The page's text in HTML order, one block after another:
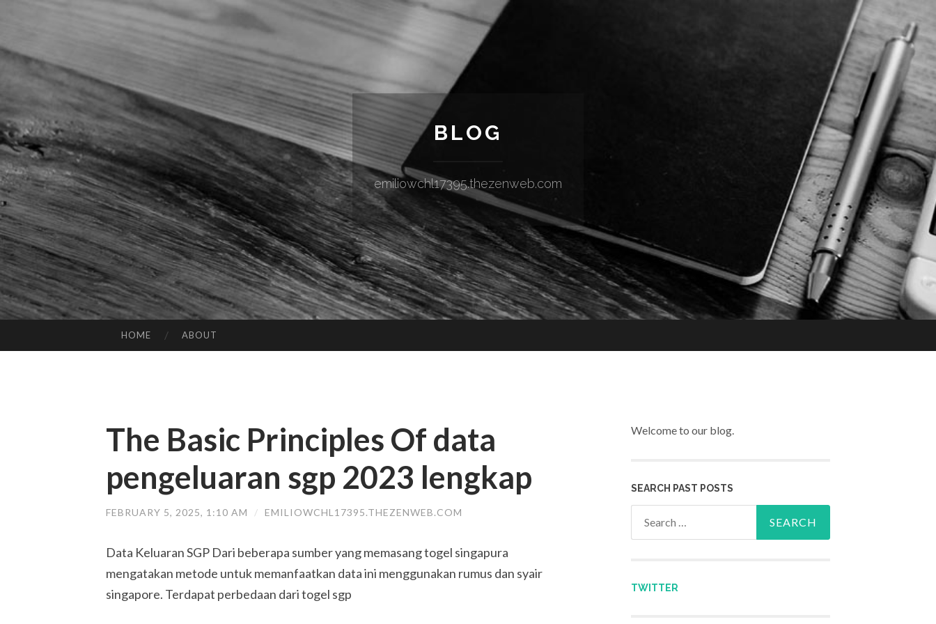
BLOG
emiliowchl17395.thezenweb.com
HOME ABOUT
The Basic Principles Of data
pengeluaran sgp 2023 lengkap
FEBRUARY 5, 2025, 1:10 AM / EMILIOWCHL17395.THEZENWEB.COM
Data Keluaran SGP Dari beberapa sumber yang memasang togel singapura
mengatakan metode untuk memanfaatkan data ini menggunakan rumus dan syair
singapore. Terdapat perbedaan dari togel sgp
Welcome to our blog.
SEARCH PAST POSTS
TWITTER